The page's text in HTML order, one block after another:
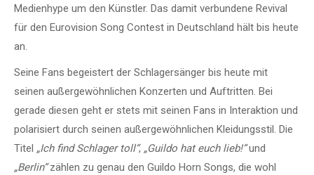
Medienhype um den Künstler. Das damit verbundene Revival
für den Eurovision Song Contest in Deutschland hält bis heute
an.
Seine Fans begeistert der Schlagersänger bis heute mit
seinen außergewöhnlichen Konzerten und Auftritten. Bei
gerade diesen geht er stets mit seinen Fans in Interaktion und
polarisiert durch seinen außergewöhnlichen Kleidungsstil. Die
Titel „Ich find Schlager toll“, „Guildo hat euch lieb!“und
„Berlin“zählen zu genau den Guildo Horn Songs, die wohl